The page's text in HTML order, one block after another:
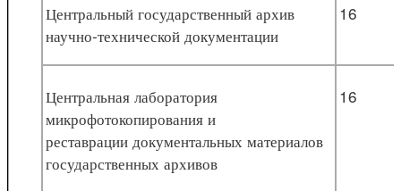
Центральный государственный архив
научно-технической документации
16
Центральная лаборатория
микрофотокопирования и
реставрации документальных материалов
государственных архивов
16